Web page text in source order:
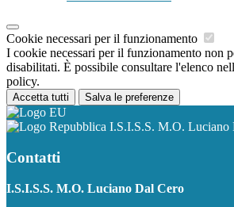
Cookie necessari per il funzionamento
I cookie necessari per il funzionamento non
disabilitati. È possibile consultare l'elenco
policy.
Accetta tutti Salva le preferenze
I.S.I.S.S. M.O. Luciano
Contatti
I.S.I.S.S. M.O. Luciano Dal Cero